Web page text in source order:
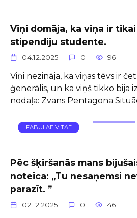
Viņi domāja, ka viņa ir
stipendiju studente.
04.12.2025 0 96
Viņi nezināja, ka viņas tēvs ir
ģenerālis, un ka viņš tikko bija
nodaļa: Zvans Pentagona
FABULAE VITAE
Pēc šķiršanās mans
noteica: „Tu nesaņemsi
parazīt. ”
02.12.2025 0 461